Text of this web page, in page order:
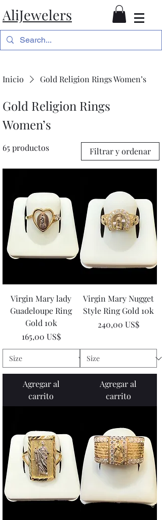
AliJewelers
Inicio Gold Religion Rings Women’s
Gold Religion Rings
Women’s
65 productos Filtrar y ordenar
Virgin Mary lady
Guadeloupe Ring
Gold 10k
Precio
165,00 US$
Agregar al
carrito
Virgin Mary Nugget
Style Ring Gold 10k
Precio
240,00 US$
Agregar al
carrito